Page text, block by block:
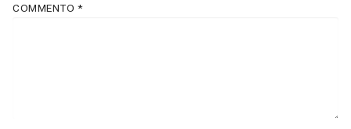
COMMENTO *